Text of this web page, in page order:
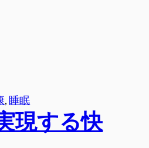
, 睡眠
現する快